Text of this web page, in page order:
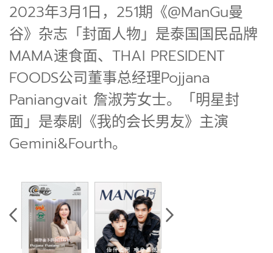
2023年3月1日，251期《@ManGu曼
谷》杂志「封面人物」是泰国国民品牌
MAMA速食面、THAI PRESIDENT
FOODS公司董事总经理Pojjana
Paniangvait 詹淑芳女士。「明星封
面」是泰剧《我的会长男友》主演
Gemini&Fourth。